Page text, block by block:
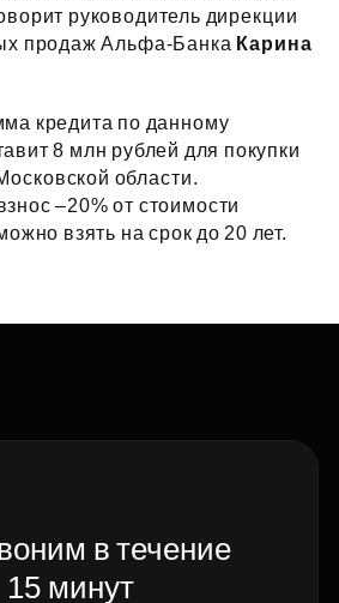
руководитель дирекции
продаж Альфа‑Банка Карина
кредита по данному
8 млн рублей для покупки
области.
–20% от стоимости
взять на срок до 20 лет.
в течение
15 минут